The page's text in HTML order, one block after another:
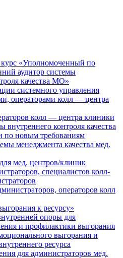
«Уполномоченный по
аудитор системы
качества МО»
системного управления
операторами колл — центра
колл — центра клиники
внутреннего контроля качества
по новым требованиям
менеджмента качества мед.
мед. центров/клиник
специалистов колл-
операторов колл
к ресурсу»
опоры для
и профилактики выгорания
выгорания и
ресурса
для администраторов мед.